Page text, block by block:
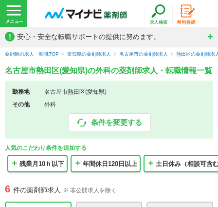
! 安心・安全な転職サポートの提供に努めます。
薬剤師の求人・転職TOP 愛知県の薬剤師求人 名古屋市の薬剤師求人 熱田区の薬剤師求
名古屋市熱田区(愛知県)の外科の薬剤師求人・転職情報一覧
勤務地
名古屋市熱田区(愛知県)
その他
外科
条件を変更する
人気のこだわり条件を追加する
残業月10ｈ以下 年間休日120日以上 土日休み（相談可含
6 件の薬剤師求人 ※ 非公開求人を除く